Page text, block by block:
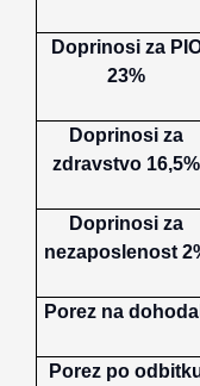
Doprinosi za
23%
Doprinosi za
zdravstvo 16,5%
Doprinosi za
nezaposlenost
Porez na
Porez po